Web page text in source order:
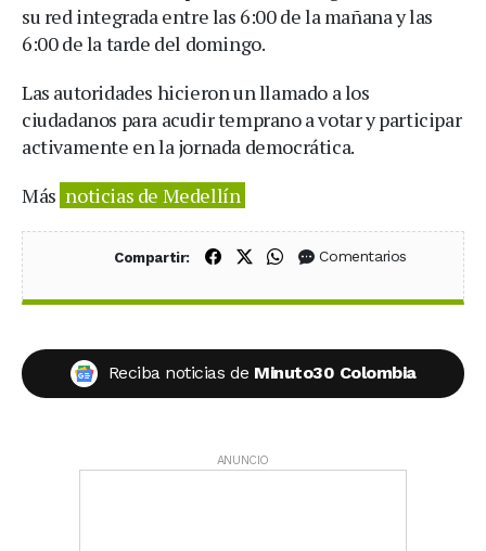
su red integrada entre las 6:00 de la mañana y las
6:00 de la tarde del domingo.
Las autoridades hicieron un llamado a los
ciudadanos para acudir temprano a votar y participar
activamente en la jornada democrática.
Más noticias de Medellín
Compartir: Compartir en Facebook
Compartir en X (Twitter)
Compartir en WhatsApp
Comentarios
Reciba noticias de Minuto30 Colombia
ANUNCIO